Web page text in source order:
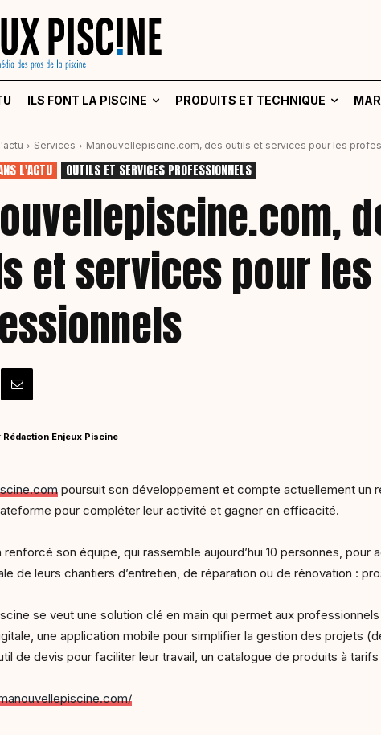
ILS FONT LA PISCINE PRODUITS ET TECHNIQUE
Services Manouvellepiscine.com, des outils et services pour les
L'ACTU OUTILS ET SERVICES PROFESSIONNELS
et services pour les
Rédaction Enjeux Piscine
poursuit son développement et compte actuellement un
pour compléter leur activité et gagner en efficacité.
renforcé son équipe, qui rassemble aujourd’hui 10 personnes,
de leurs chantiers d’entretien, de réparation ou de rénovation :
se veut une solution clé en main qui permet aux
une application mobile pour simplifier la gestion des projets
de devis pour faciliter leur travail, un catalogue de produits à